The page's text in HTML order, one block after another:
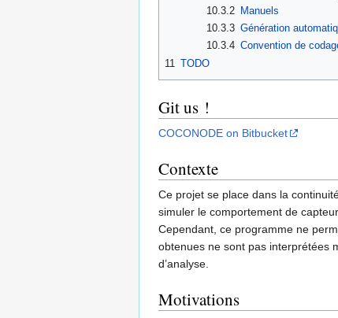
10.3.2 Manuels
10.3.3 Génération
10.3.4 Convention de
11 TODO
Git us !
COCONODE on Bitbucket
Contexte
Ce projet se place dans la
simuler le comportement de
Cependant, ce programme ne
obtenues ne sont pas interprétées
d’analyse.
Motivations